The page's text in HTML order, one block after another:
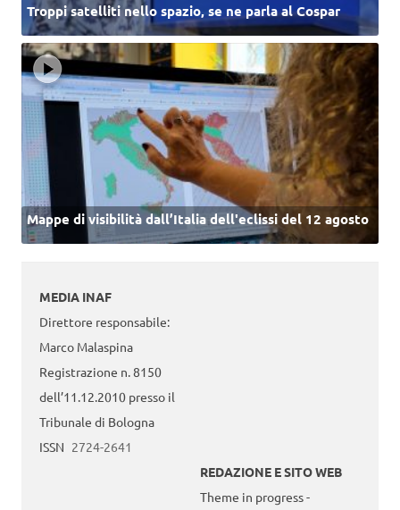
Troppi satelliti nello spazio, se ne parla al Cospar
Mappe di visibilità dall’Italia dell'eclissi del 12 agosto
MEDIA INAF
Direttore responsabile:
Marco Malaspina
Registrazione n. 8150
dell’11.12.2010 presso il
Tribunale di Bologna
ISSN 2724-2641
REDAZIONE E SITO WEB
Theme in progress -